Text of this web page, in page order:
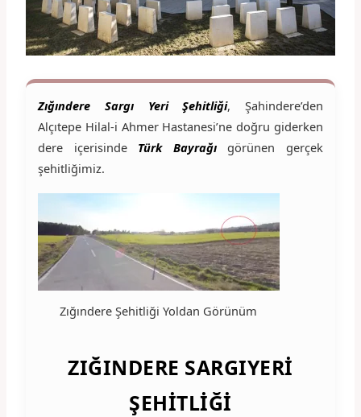
Zığındere Sargı Yeri Şehitliği, Şahindere’den
Alçıtepe Hilal-i Ahmer Hastanesi’ne doğru giderken
dere içerisinde Türk Bayrağıgörünen gerçek
şehitliğimiz.
Zığındere Şehitliği Yoldan Görünüm
ZIĞINDERE SARGIYERI
ŞEHITLIĞI